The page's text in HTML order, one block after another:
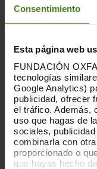
Consentimiento
Esta página web
FUNDACIÓN
tecnologías
Google Analytics)
publicidad, ofrecer
el tráfico. Además,
uso que hagas de
sociales,
combinarla con
proporcionado o
que hayas hecho
Promovem
LGBTQIA+i